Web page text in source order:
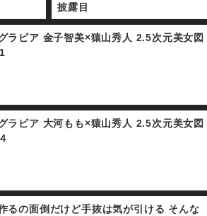
披露目
ラビア 金子智美×猿山秀人 2.5次元美女図
ラビア 大河もも×猿山秀人 2.5次元美女図
るの面倒だけど手抜は気が引ける そんな